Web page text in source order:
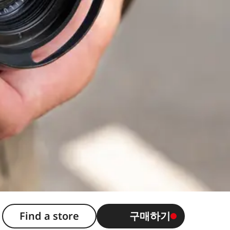
Find a store 구매하기